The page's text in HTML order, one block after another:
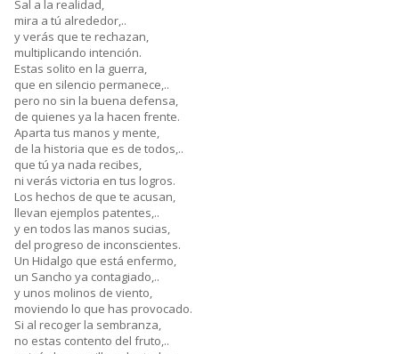
Sal a la realidad,
mira a tú alrededor,..
y verás que te rechazan,
multiplicando intención.
Estas solito en la guerra,
que en silencio permanece,..
pero no sin la buena defensa,
de quienes ya la hacen frente.
Aparta tus manos y mente,
de la historia que es de todos,..
que tú ya nada recibes,
ni verás victoria en tus logros.
Los hechos de que te acusan,
llevan ejemplos patentes,..
y en todos las manos sucias,
del progreso de inconscientes.
Un Hidalgo que está enfermo,
un Sancho ya contagiado,..
y unos molinos de viento,
moviendo lo que has provocado.
Si al recoger la sembranza,
no estas contento del fruto,..